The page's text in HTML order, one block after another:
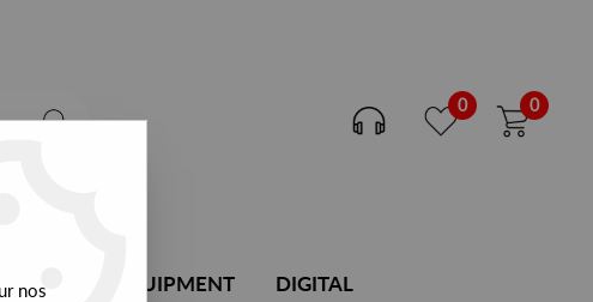
0 0
DJ EQUIPMENT DIGITAL
nos